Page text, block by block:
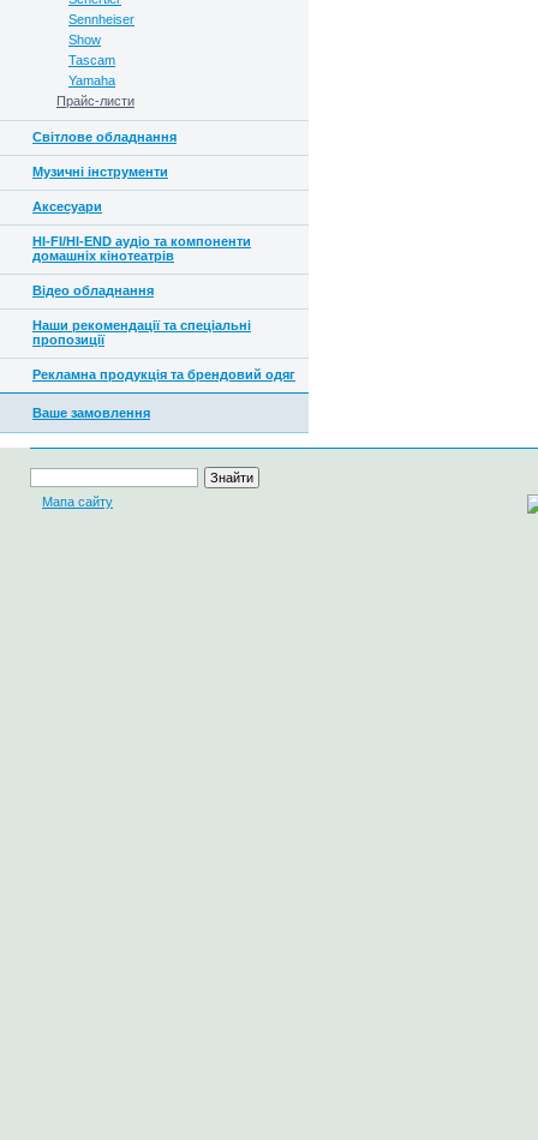
Sennheiser
Show
Tascam
Yamaha
Прайс-листи
Світлове обладнання
Музичні інструменти
Аксесуари
HI-FI/HI-END аудіо та компоненти
домашніх кінотеатрів
Відео обладнання
Наши рекомендації та спеціальні
пропозиції
Рекламна продукція та брендовий одяг
Ваше замовлення
Мапа сайту